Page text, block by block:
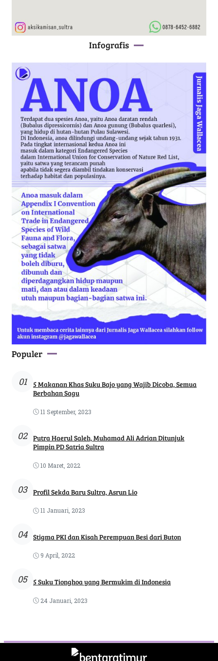
Infografis
Populer
01
5 Makanan Khas Suku Bajo yang Wajib Dicoba, Semua
Berbahan Sagu
11 September, 2023
02
Putra Haerul Saleh, Muhamad Ali Adrian Ditunjuk
Pimpin PD Satria Sultra
10 Maret, 2022
03 Profil Sekda Baru Sultra, Asrun Lio
11 Januari, 2023
04 Stigma PKI dan Kisah Perempuan Besi dari Buton
9 April, 2022
05 5 Suku Tionghoa yang Bermukim di Indonesia
24 Januari, 2023